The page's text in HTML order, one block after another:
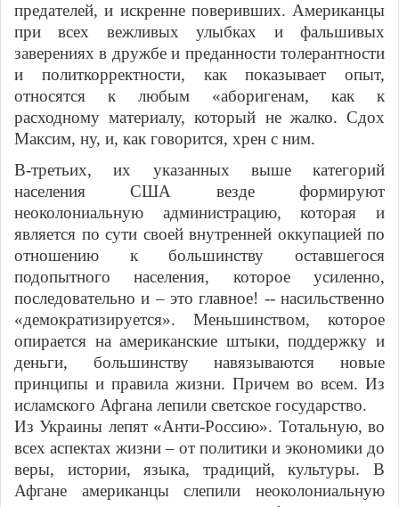
предателей, и искренне поверивших. Американцы
при всех вежливых улыбках и фальшивых
заверениях в дружбе и преданности толерантности
и политкорректности, как показывает опыт,
относятся к любым «аборигенам, как к
расходному материалу, который не жалко. Сдох
Максим, ну, и, как говорится, хрен с ним.
В-третьих, их указанных выше категорий
населения США везде формируют
неоколониальную администрацию, которая и
является по сути своей внутренней оккупацией по
отношению к большинству оставшегося
подопытного населения, которое усиленно,
последовательно и – это главное! -- насильственно
«демократизируется». Меньшинством, которое
опирается на американские штыки, поддержку и
деньги, большинству навязываются новые
принципы и правила жизни. Причем во всем. Из
исламского Афгана лепили светское государство.
Из Украины лепят «Анти-Россию». Тотальную, во
всех аспектах жизни – от политики и экономики до
веры, истории, языка, традиций, культуры. В
Афгане американцы слепили неоколониальную